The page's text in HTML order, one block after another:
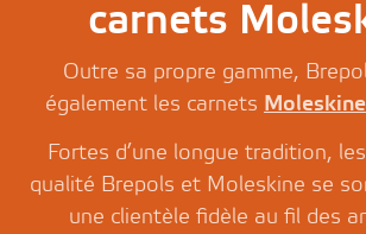
carnets
Outre sa propre gamme,
également les carnets Moleskine
Fortes d’une longue tradition,
qualité Brepols et Moleskine se
une clientèle fidèle au fil des